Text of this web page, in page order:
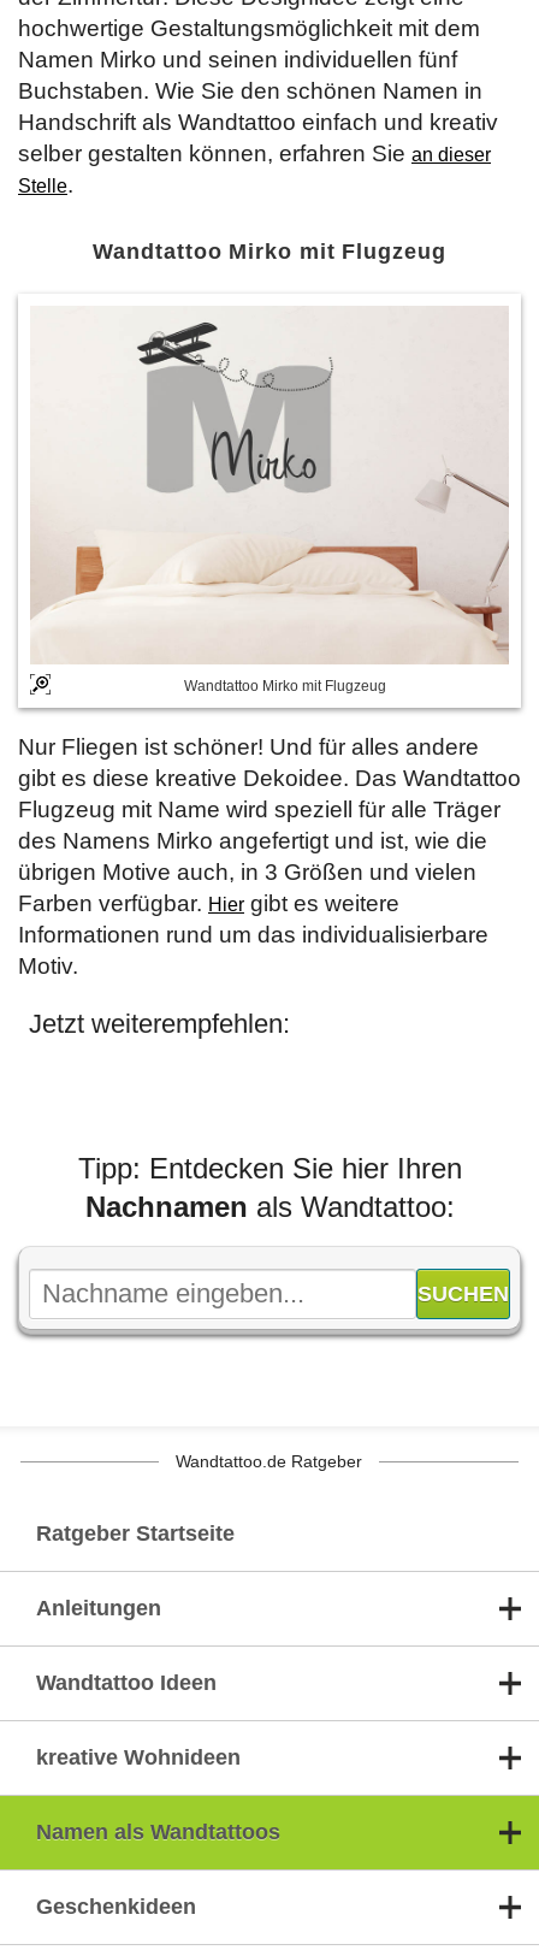
hochwertige Gestaltungsmöglichkeit mit dem
Namen Mirko und seinen individuellen fünf
Buchstaben. Wie Sie den schönen Namen in
Handschrift als Wandtattoo einfach und kreativ
selber gestalten können, erfahren Sie an dieser
Stelle.
Wandtattoo Mirko mit Flugzeug
Wandtattoo Mirko mit Flugzeug
Nur Fliegen ist schöner! Und für alles andere
gibt es diese kreative Dekoidee. Das Wandtattoo
Flugzeug mit Name wird speziell für alle Träger
des Namens Mirko angefertigt und ist, wie die
übrigen Motive auch, in 3 Größen und vielen
Farben verfügbar. Hier gibt es weitere
Informationen rund um das individualisierbare
Motiv.
Jetzt weiterempfehlen:
Tipp: Entdecken Sie hier Ihren
Nachnamen als Wandtattoo:
Wandtattoo.de Ratgeber
Ratgeber Startseite
Anleitungen
Wandtattoo Ideen
kreative Wohnideen
Namen als Wandtattoos
Geschenkideen